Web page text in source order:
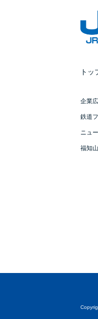
トッ
企業
鉄道
ニュ
福知